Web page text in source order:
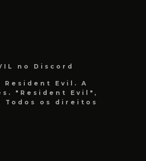
no Discord
Resident Evil. A
"Resident Evil",
Todos os direitos